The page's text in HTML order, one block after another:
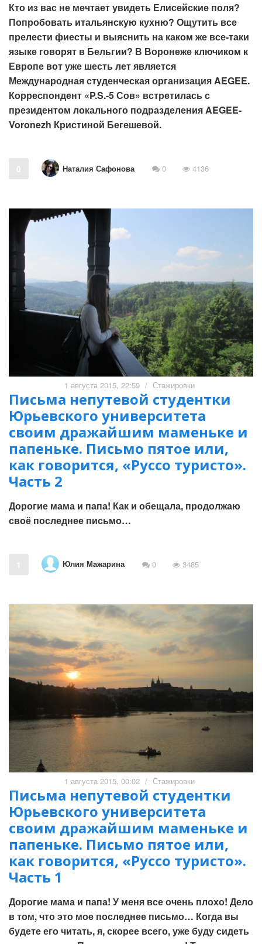
Кто из вас не мечтает увидеть Елисейские поля?
Попробовать итальянскую кухню? Ощутить все
прелести фиесты и выяснить на каком же все-таки
языке говорят в Бельгии? В Воронеже ключиком к
Европе вот уже шесть лет является
Международная студенческая организация AEGEE.
Корреспондент «P.S.-5 Сов» встретилась с
президентом локального подразделения AEGEE-
Voronezh Кристиной Бегешевой.
0 Наталия Сафонова 0 4136
1 августа 2015, 22:59 / Стажировки
Письма непутевой студентки
Юрьевского университета
своим дражайшим маменьке и
папеньке. Письмо пятое или,
как говорится, «Руссо туристо».
Часть 2
Дорогие мама и папа! Как и обещала, продолжаю
своё последнее письмо…
1 Юлия Мажарина 0 3485
1 августа 2015, 00:02 / Стажировки
Письма непутевой студентки
Юрьевского университета
своим дражайшим маменьке и
папеньке. Письмо пятое или,
как говорится, «Руссо туристо».
Часть 1
Дорогие мама и папа! У меня все очень плохо! Дело
в том, что это мое последнее письмо… Когда вы
будете его читать, я, скорее всего, уже буду сидеть